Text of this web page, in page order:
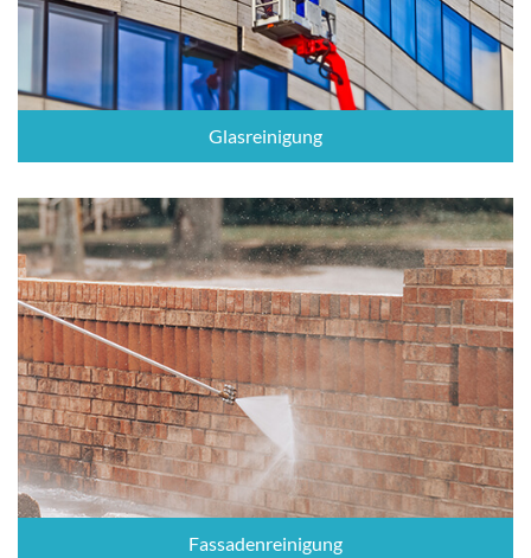
Glasreinigung
Fassadenreinigung